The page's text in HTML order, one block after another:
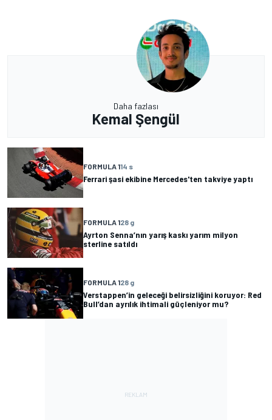
Daha fazlası
Kemal Şengül
FORMULA 114 s
Ferrari şasi ekibine Mercedes'ten takviye yaptı
FORMULA 128 g
Ayrton Senna’nın yarış kaskı yarım milyon
sterline satıldı
FORMULA 128 g
Verstappen’in geleceği belirsizliğini koruyor: Red
Bull’dan ayrılık ihtimali güçleniyor mu?